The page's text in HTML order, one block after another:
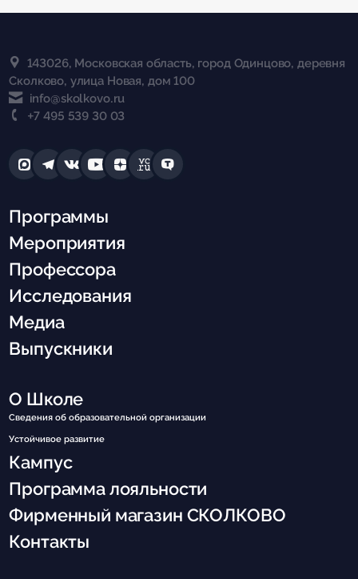
143026, Московская область, город Одинцово, деревня
Сколково, улица Новая, дом 100
info@skolkovo.ru
+7 495 539 30 03
Программы
Мероприятия
Профессора
Исследования
Медиа
Выпускники
О Школе
Сведения об образовательной организации
Устойчивое развитие
Кампус
Программа лояльности
Фирменный магазин СКОЛКОВО
Контакты